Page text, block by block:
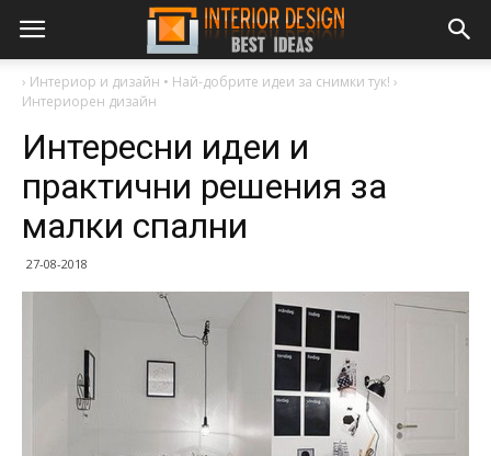
› Интериор и дизайн • Най-добрите идеи за снимки тук! ›
Интериорен дизайн
Интересни идеи и
практични решения за
малки спални
27-08-2018